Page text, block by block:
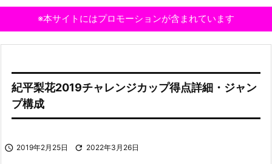
※本サイトにはプロモーションが含まれています
紀平梨花2019チャレンジカップ得点詳細・ジャン
プ構成
 2019年2月25日  2022年3月26日